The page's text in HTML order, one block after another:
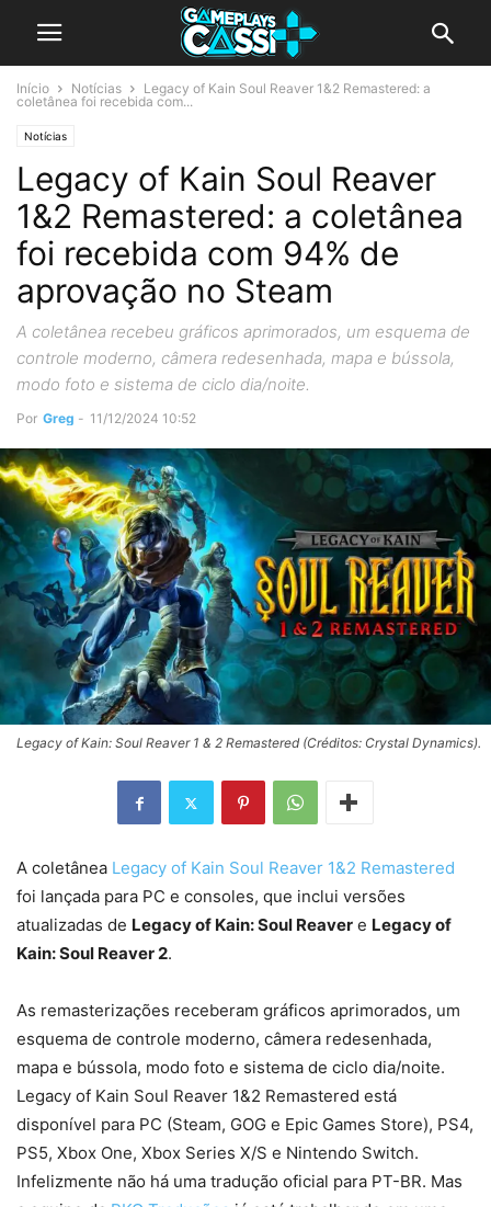
Início Notícias
Legacy of Kain Soul Reaver 1&2 Remastered: a
coletânea foi recebida com...
Notícias
Legacy of Kain Soul Reaver
1&2 Remastered: a coletânea
foi recebida com 94% de
aprovação no Steam
A coletânea recebeu gráficos aprimorados, um esquema de
controle moderno, câmera redesenhada, mapa e bússola,
modo foto e sistema de ciclo dia/noite.
Por Greg - 11/12/2024 10:52
Legacy of Kain: Soul Reaver 1 & 2 Remastered (Créditos: Crystal Dynamics).
A coletânea Legacy of Kain Soul Reaver 1&2 Remastered
foi lançada para PC e consoles, que inclui versões
atualizadas de Legacy of Kain: Soul Reaver e Legacy of
Kain: Soul Reaver 2.
As remasterizações receberam gráficos aprimorados, um
esquema de controle moderno, câmera redesenhada,
mapa e bússola, modo foto e sistema de ciclo dia/noite.
Legacy of Kain Soul Reaver 1&2 Remastered está
disponível para PC (Steam, GOG e Epic Games Store), PS4,
PS5, Xbox One, Xbox Series X/S e Nintendo Switch.
Infelizmente não há uma tradução oficial para PT-BR. Mas